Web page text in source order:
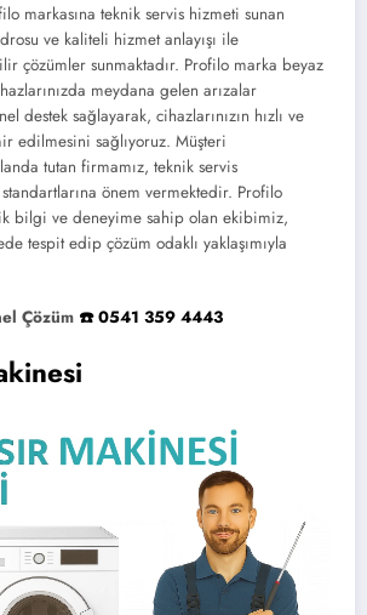
markasına teknik servis hizmeti sunan
ve kaliteli hizmet anlayışı ile
çözümler sunmaktadır. Profilo marka beyaz
meydana gelen arızalar
destek sağlayarak, cihazlarınızın hızlı ve
edilmesini sağlıyoruz. Müşteri
tutan firmamız, teknik servis
önem vermektedir. Profilo
bilgi ve deneyime sahip olan ekibimiz,
tespit edip çözüm odaklı yaklaşımıyla
Çözüm ☎️ 0541 359 4443